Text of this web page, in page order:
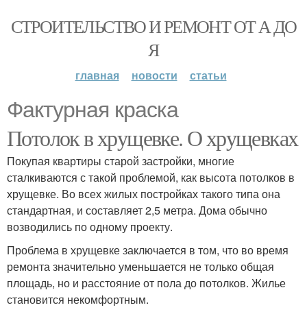
СТРОИТЕЛЬСТВО И РЕМОНТ ОТ А ДО
Я
главная новости статьи
Фактурная краска
Потолок в хрущевке. О хрущевках
Покупая квартиры старой застройки, многие
сталкиваются с такой проблемой, как высота потолков в
хрущевке. Во всех жилых постройках такого типа она
стандартная, и составляет 2,5 метра. Дома обычно
возводились по одному проекту.
Проблема в хрущевке заключается в том, что во время
ремонта значительно уменьшается не только общая
площадь, но и расстояние от пола до потолков. Жилье
становится некомфортным.